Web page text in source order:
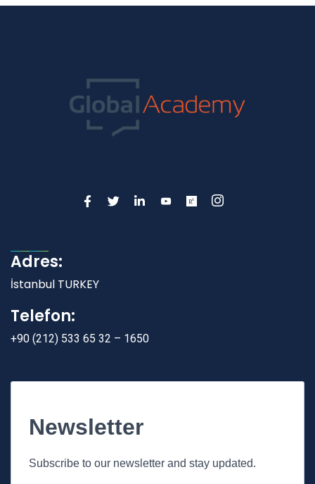
Adres:
İstanbul TURKEY
Telefon:
+90 (212) 533 65 32 – 1650
Newsletter
Subscribe to our newsletter and stay updated.